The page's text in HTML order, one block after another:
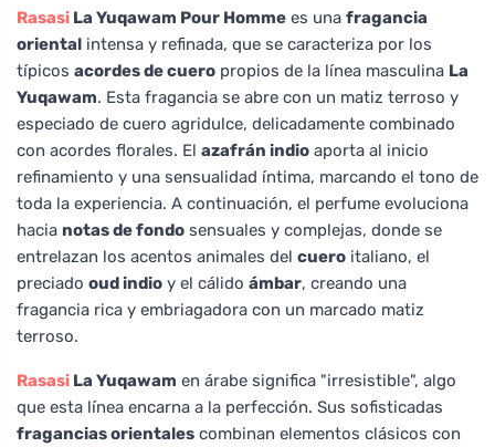
Rasasi La Yuqawam Pour Homme es una fragancia
oriental intensa y refinada, que se caracteriza por los
típicos acordes de cuero propios de la línea masculina La
Yuqawam. Esta fragancia se abre con un matiz terroso y
especiado de cuero agridulce, delicadamente combinado
con acordes florales. El azafrán indio aporta al inicio
refinamiento y una sensualidad íntima, marcando el tono de
toda la experiencia. A continuación, el perfume evoluciona
hacia notas de fondo sensuales y complejas, donde se
entrelazan los acentos animales del cuero italiano, el
preciado oud indio y el cálido ámbar, creando una
fragancia rica y embriagadora con un marcado matiz
terroso.
Rasasi La Yuqawam en árabe significa "irresistible", algo
que esta línea encarna a la perfección. Sus sofisticadas
fragancias orientales combinan elementos clásicos con